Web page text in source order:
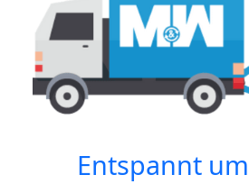
Entspannt